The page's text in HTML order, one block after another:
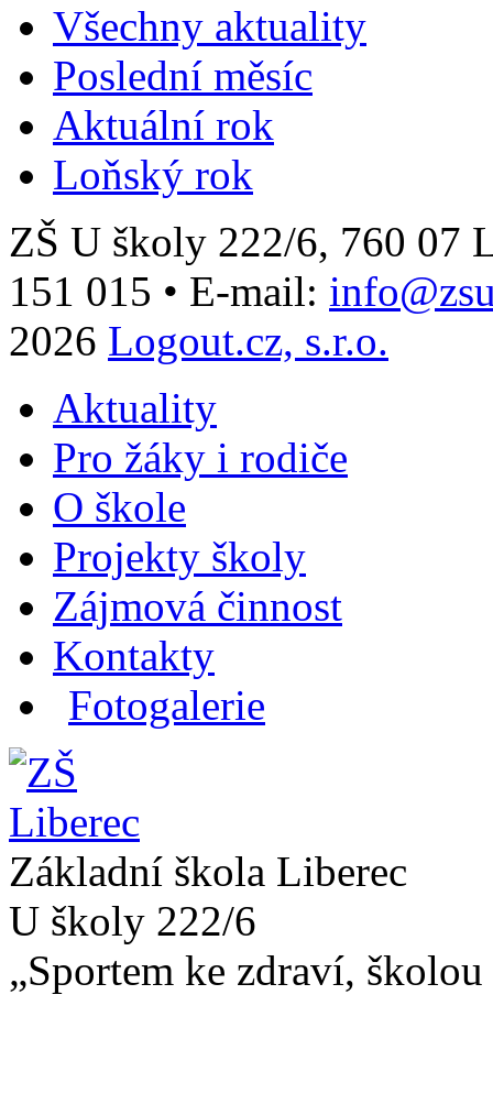
Všechny aktuality
Poslední měsíc
Aktuální rok
Loňský rok
ZŠ U školy 222/6, 760 07
151 015 • E-mail:
2026 Logout.cz, s.r.o.
Aktuality
Pro žáky i rodiče
O škole
Projekty školy
Zájmová činnost
Kontakty
Fotogalerie
Základní škola Liberec
U školy 222/6
„Sportem ke zdraví,